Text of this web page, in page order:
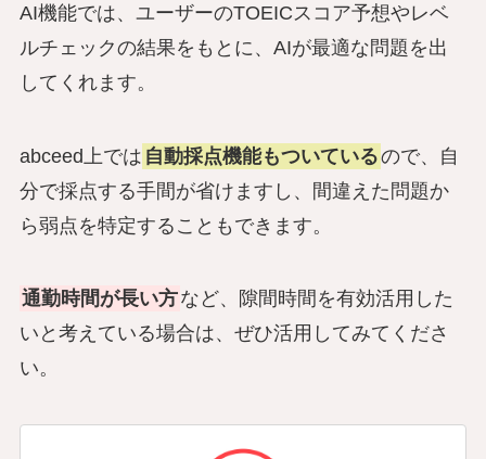
AI機能では、ユーザーのTOEICスコア予想やレベ
ルチェックの結果をもとに、AIが最適な問題を出
してくれます。
abceed上では 自動採点機能もついているので、自
分で採点する手間が省けますし、間違えた問題か
ら弱点を特定することもできます。
通勤時間が長い方など、隙間時間を有効活用した
いと考えている場合は、ぜひ活用してみてくださ
い。